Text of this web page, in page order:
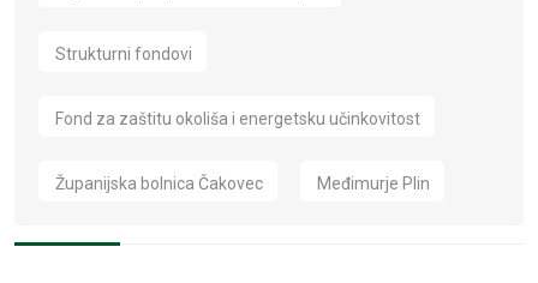
Strukturni fondovi
Fond za zaštitu okoliša i energetsku učinkovitost
Županijska bolnica Čakovec Međimurje Plin